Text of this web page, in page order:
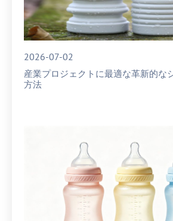
2026-07-02
産業プロジェクトに最適な革新的な
方法